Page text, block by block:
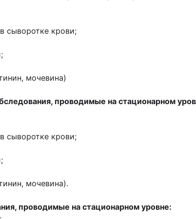
сыворотке крови;
мочевина)
проводимые на стационарном
сыворотке крови;
мочевина).
проводимые на стационарном уровне: